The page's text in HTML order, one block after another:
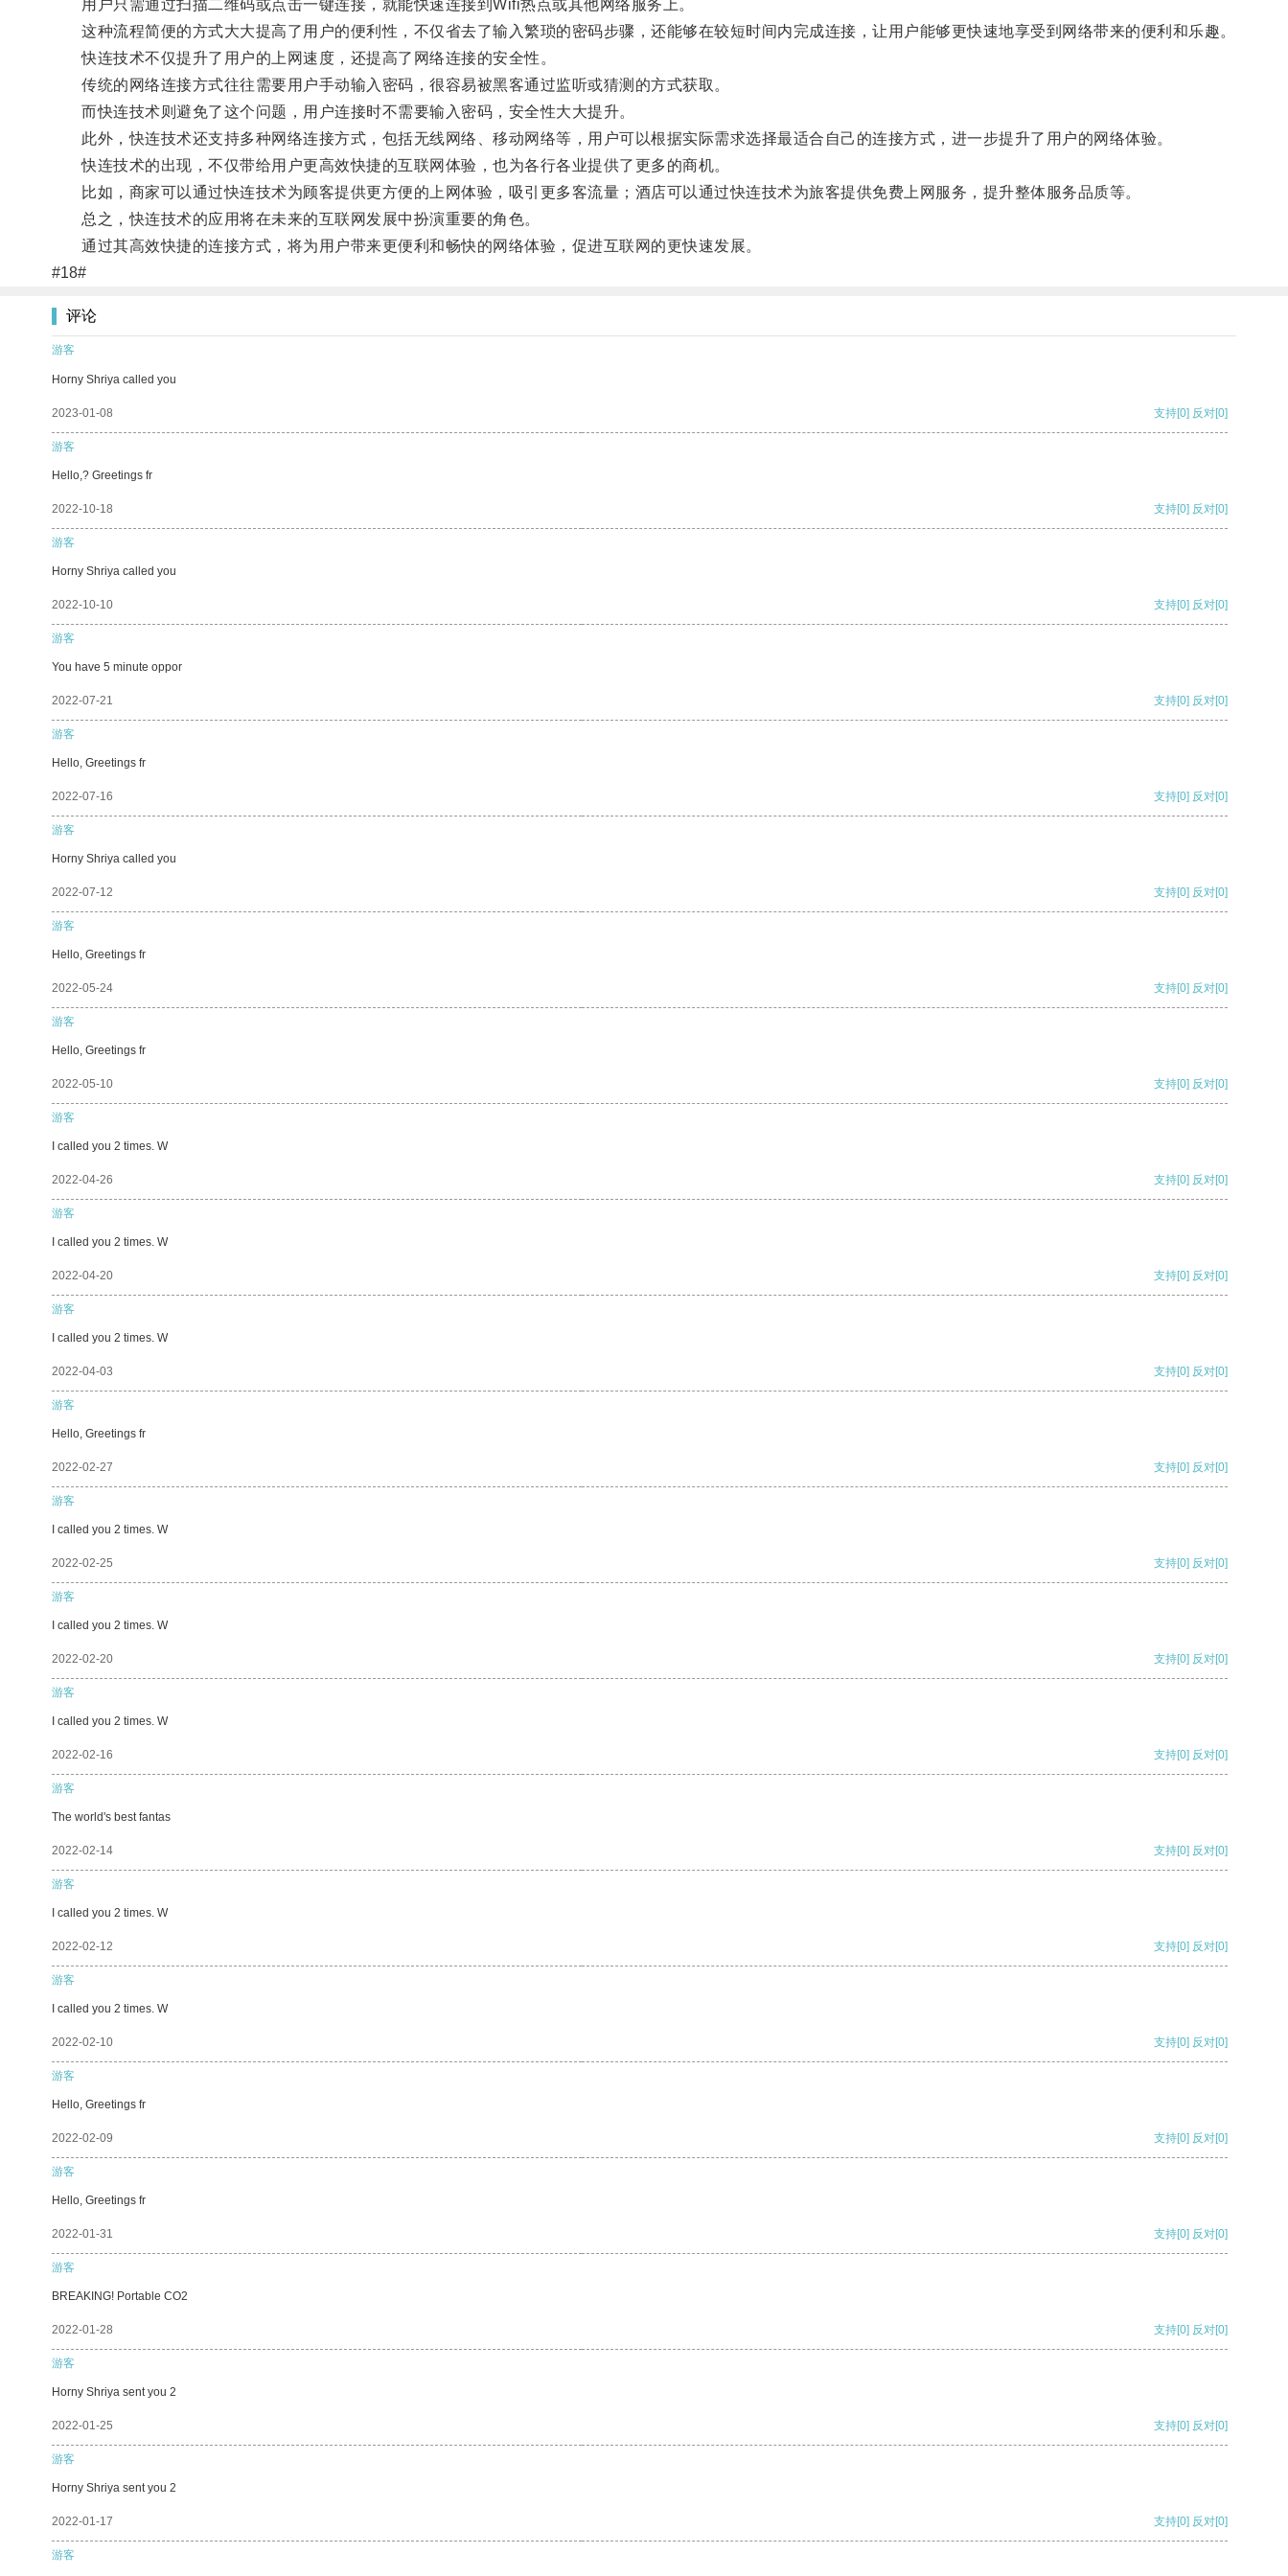
用户只需通过扫描二维码或点击一键连接，就能快速连接到Wifi热点或其他网络服务上。
这种流程简便的方式大大提高了用户的便利性，不仅省去了输入繁琐的密码步骤，还能够在较短时间内完成连接，让用户能够更快速地享受到网络带来的便利和乐趣。
快连技术不仅提升了用户的上网速度，还提高了网络连接的安全性。
传统的网络连接方式往往需要用户手动输入密码，很容易被黑客通过监听或猜测的方式获取。
而快连技术则避免了这个问题，用户连接时不需要输入密码，安全性大大提升。
此外，快连技术还支持多种网络连接方式，包括无线网络、移动网络等，用户可以根据实际需求选择最适合自己的连接方式，进一步提升了用户的网络体验。
快连技术的出现，不仅带给用户更高效快捷的互联网体验，也为各行各业提供了更多的商机。
比如，商家可以通过快连技术为顾客提供更方便的上网体验，吸引更多客流量；酒店可以通过快连技术为旅客提供免费上网服务，提升整体服务品质等。
总之，快连技术的应用将在未来的互联网发展中扮演重要的角色。
通过其高效快捷的连接方式，将为用户带来更便利和畅快的网络体验，促进互联网的更快速发展。
#18#
评论
游客
Horny Shriya called you
2023-01-08 支持[0] 反对[0]
游客
Hello,? Greetings fr
2022-10-18 支持[0] 反对[0]
游客
Horny Shriya called you
2022-10-10 支持[0] 反对[0]
游客
You have 5 minute oppor
2022-07-21 支持[0] 反对[0]
游客
Hello, Greetings fr
2022-07-16 支持[0] 反对[0]
游客
Horny Shriya called you
2022-07-12 支持[0] 反对[0]
游客
Hello, Greetings fr
2022-05-24 支持[0] 反对[0]
游客
Hello, Greetings fr
2022-05-10 支持[0] 反对[0]
游客
I called you 2 times. W
2022-04-26 支持[0] 反对[0]
游客
I called you 2 times. W
2022-04-20 支持[0] 反对[0]
游客
I called you 2 times. W
2022-04-03 支持[0] 反对[0]
游客
Hello, Greetings fr
2022-02-27 支持[0] 反对[0]
游客
I called you 2 times. W
2022-02-25 支持[0] 反对[0]
游客
I called you 2 times. W
2022-02-20 支持[0] 反对[0]
游客
I called you 2 times. W
2022-02-16 支持[0] 反对[0]
游客
The world's best fantas
2022-02-14 支持[0] 反对[0]
游客
I called you 2 times. W
2022-02-12 支持[0] 反对[0]
游客
I called you 2 times. W
2022-02-10 支持[0] 反对[0]
游客
Hello, Greetings fr
2022-02-09 支持[0] 反对[0]
游客
Hello, Greetings fr
2022-01-31 支持[0] 反对[0]
游客
BREAKING! Portable CO2
2022-01-28 支持[0] 反对[0]
游客
Horny Shriya sent you 2
2022-01-25 支持[0] 反对[0]
游客
Horny Shriya sent you 2
2022-01-17 支持[0] 反对[0]
游客